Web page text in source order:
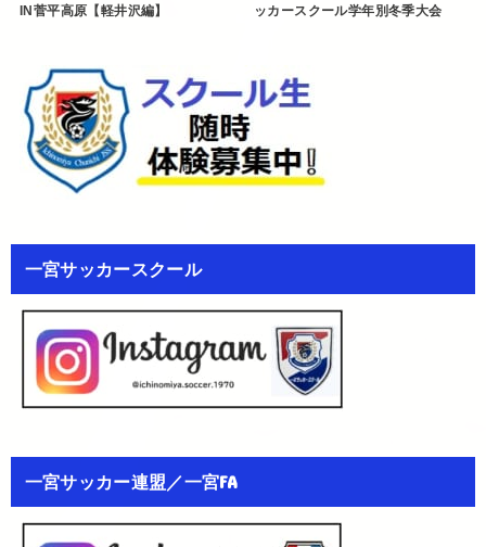
IN菅平高原【軽井沢編】
ッカースクール学年別冬季大会
一宮サッカースクール
一宮サッカー連盟／一宮FA